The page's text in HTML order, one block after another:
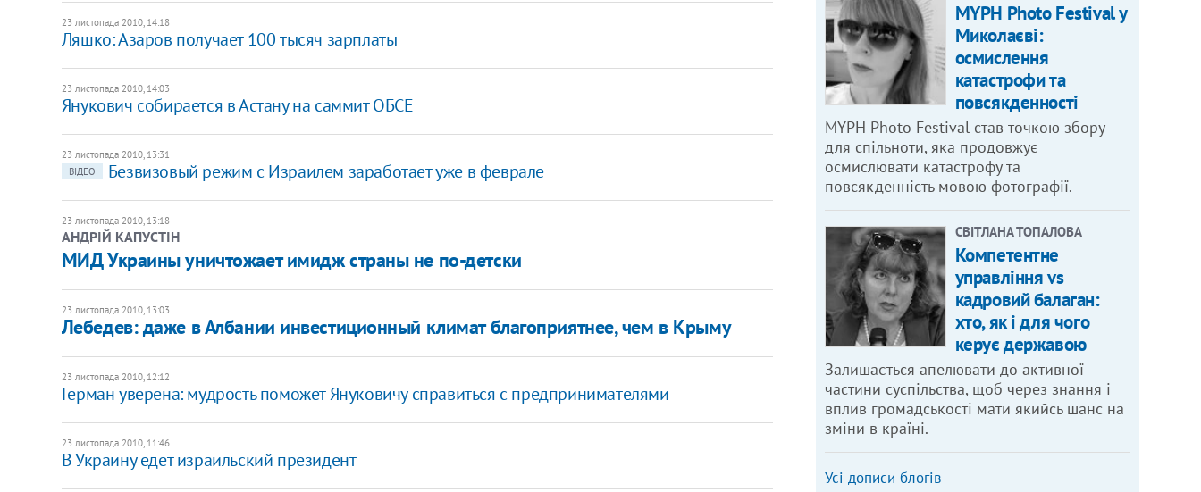
23 листопада 2010, 14:18
Ляшко: Азаров получает 100 тысяч зарплаты
23 листопада 2010, 14:03
Янукович собирается в Астану на саммит ОБСЕ
23 листопада 2010, 13:31
ВІДЕО
Безвизовый режим с Израилем заработает уже в феврале
23 листопада 2010, 13:18
АНДРІЙ КАПУСТІН
​МИД Украины уничтожает имидж страны не по-детски
23 листопада 2010, 13:03
Лебедев: даже в Албании инвестиционный климат благоприятнее, чем в Крыму
23 листопада 2010, 12:12
Герман уверена: мудрость поможет Януковичу справиться с предпринимателями
23 листопада 2010, 11:46
В Украину едет израильский президент
MYPH Photo Festival у
Миколаєві:
осмислення
катастрофи та
повсякденності
MYPH Photo Festival став точкою збору
для спільноти, яка продовжує
осмислювати катастрофу та
повсякденність мовою фотографії.
СВІТЛАНА ТОПАЛОВА
Компетентне
управління vs
кадровий балаган:
хто, як і для чого
керує державою
Залишається апелювати до активної
частини суспільства, щоб через знання і
вплив громадськості мати якийсь шанс на
зміни в країні.
Усі дописи блогів